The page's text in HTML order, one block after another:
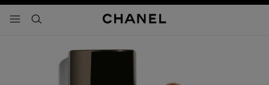
- navegación principal
buscar